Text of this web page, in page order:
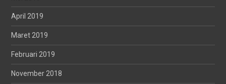
April 2019
Maret 2019
Februari 2019
November 2018